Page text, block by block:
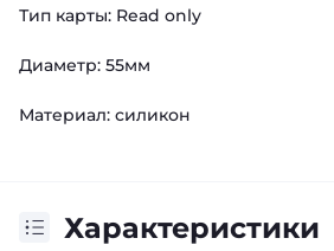
Тип карты: Read only
Диаметр: 55мм
Материал: силикон
Характеристики